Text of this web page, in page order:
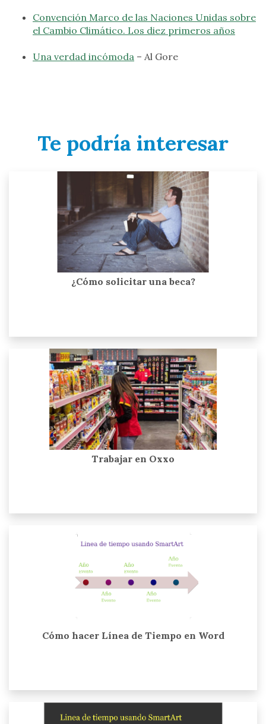
Convención Marco de las Naciones Unidas sobre
el Cambio Climático. Los diez primeros años
Una verdad incómoda – Al Gore
Te podría interesar
¿Cómo solicitar una beca?
Trabajar en Oxxo
Cómo hacer Línea de Tiempo en Word